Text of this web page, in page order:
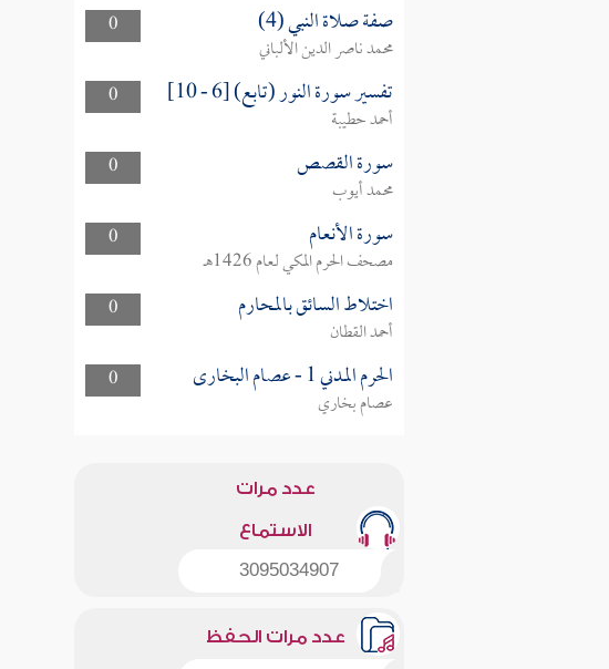
0 صفة صلاة النبي (4)
محمد ناصر الدين الألباني
0
تفسير سورة النور (تابع) [6 - 10]
أحمد حطيبة
0
سورة القصص
محمد أيوب
0
سورة الأنعام
مصحف الحرم المكي لعام 1426هـ
0
اختلاط السائق بالمحارم
أحمد القطان
0
الحرم المدني 1 - عصام البخارى
عصام بخاري
عدد مرات
الاستماع
3095034907
عدد مرات الحفظ